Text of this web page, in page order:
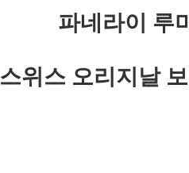
파네라이 루
스위스 오리지날